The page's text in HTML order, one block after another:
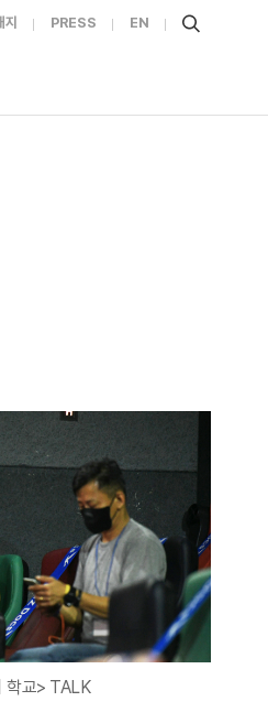
지 PRESS EN
학교> TALK